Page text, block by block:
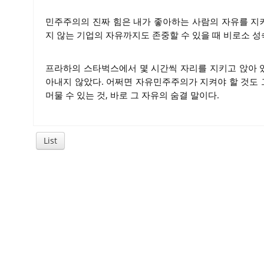
민주주의의 진짜 힘은 내가 좋아하는 사람의 자유를
지 않는 기업의 자유까지도 존중할 수 있을 때 비로소
프라하의 스타벅스에서 몇 시간씩 자리를 지키고 앉
아내지 않았다. 어쩌면 자유민주주의가 지켜야 할 것
머물 수 있는 것, 바로 그 자유의 숨결 말이다.
List